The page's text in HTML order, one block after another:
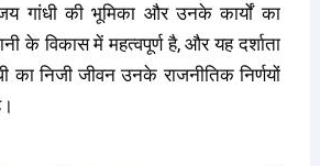
गांधी की भूमिका और उनके कार्यों का
के विकास में महत्वपूर्ण है, और यह दर्शाता
का निजी जीवन उनके राजनीतिक निर्णयों